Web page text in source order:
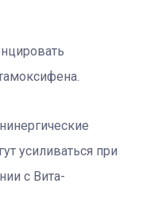
усиливаться при
с Вита-